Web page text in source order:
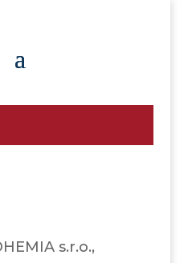
s.r.o.,